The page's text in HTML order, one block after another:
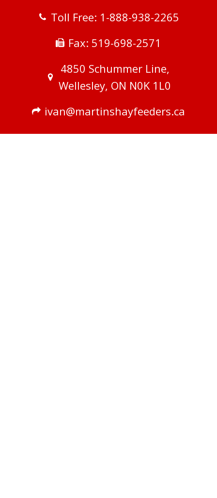
Toll Free: 1-888-938-2265
Fax: 519-698-2571
4850 Schummer Line,
Wellesley, ON N0K 1L0
ivan@martinshayfeeders.ca